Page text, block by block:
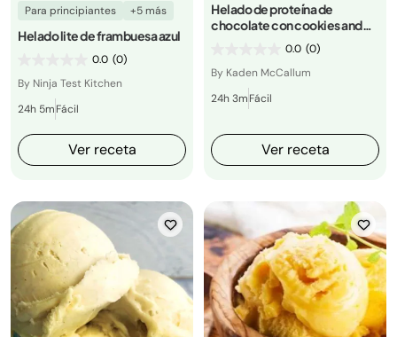
Para principiantes +5 más
Helado lite de frambuesa azul
0.0 (0)
By Ninja Test Kitchen
24h 5mFácil
Ver receta
Helado de proteína de
chocolate con cookies and
0.0 (0)
By Kaden McCallum
24h 3mFácil
Ver receta